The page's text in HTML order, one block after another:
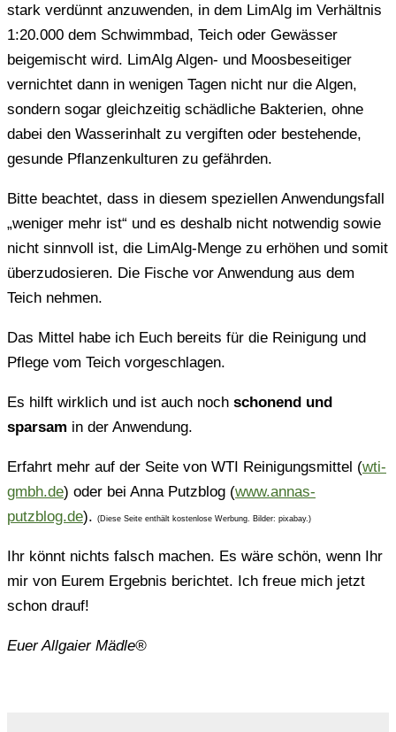
stark verdünnt anzuwenden, in dem LimAlg im Verhältnis
1:20.000 dem Schwimmbad, Teich oder Gewässer
beigemischt wird. LimAlg Algen- und Moosbeseitiger
vernichtet dann in wenigen Tagen nicht nur die Algen,
sondern sogar gleichzeitig schädliche Bakterien, ohne
dabei den Wasserinhalt zu vergiften oder bestehende,
gesunde Pflanzenkulturen zu gefährden.
Bitte beachtet, dass in diesem speziellen Anwendungsfall
„weniger mehr ist“ und es deshalb nicht notwendig sowie
nicht sinnvoll ist, die LimAlg-Menge zu erhöhen und somit
überzudosieren. Die Fische vor Anwendung aus dem
Teich nehmen.
Das Mittel habe ich Euch bereits für die Reinigung und
Pflege vom Teich vorgeschlagen.
Es hilft wirklich und ist auch noch schonend und
sparsam in der Anwendung.
Erfahrt mehr auf der Seite von WTI Reinigungsmittel (wti-
gmbh.de) oder bei Anna Putzblog (www.annas-
putzblog.de). (Diese Seite enthält kostenlose Werbung. Bilder: pixabay.)
Ihr könnt nichts falsch machen. Es wäre schön, wenn Ihr
mir von Eurem Ergebnis berichtet. Ich freue mich jetzt
schon drauf!
Euer Allgaier Mädle®